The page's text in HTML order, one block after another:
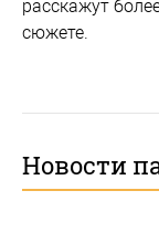
расскажут
сюжете.
Новости